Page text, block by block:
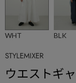
WHT BLK
STYLEMIXER
ウエストギ